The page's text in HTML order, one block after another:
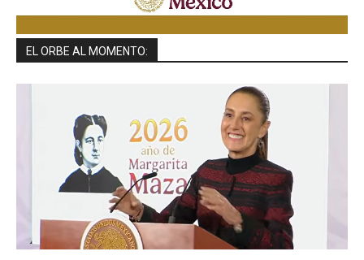
EL ORBE AL MOMENTO: